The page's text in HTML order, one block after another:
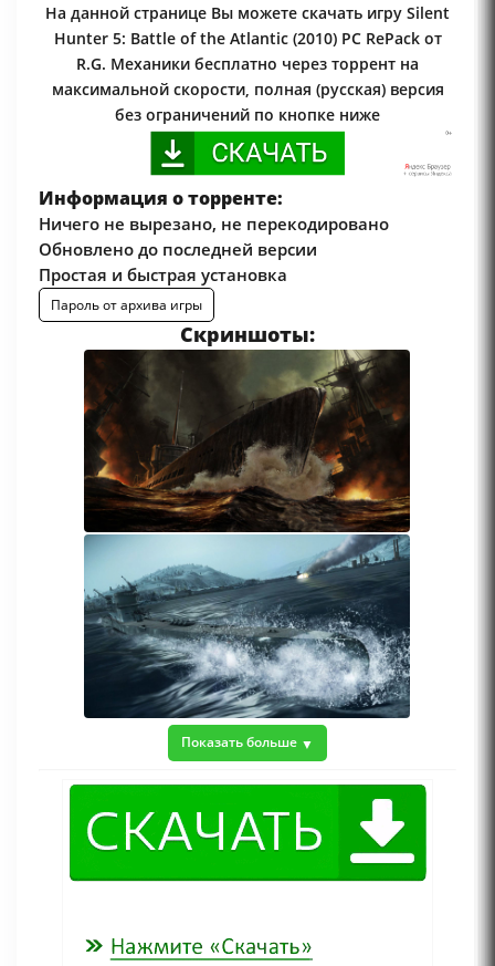
На данной странице Вы можете скачать игру Silent
Hunter 5: Battle of the Atlantic (2010) PC RePack от
R.G. Механики бесплатно через торрент на
максимальной скорости, полная (русская) версия
без ограничений по кнопке ниже
Информация о торренте:
Ничего не вырезано, не перекодировано
Обновлено до последней версии
Простая и быстрая установка
Пароль от архива игры
Скриншоты:
Показать больше